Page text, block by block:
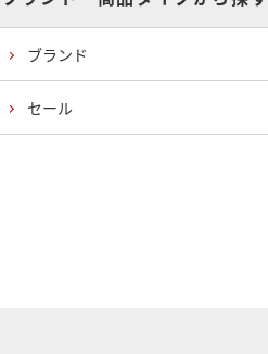
ブランド
セール